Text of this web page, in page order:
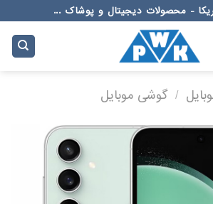
- محصولات دیجیتال و پوشاک ...
/ گوشی موبایل